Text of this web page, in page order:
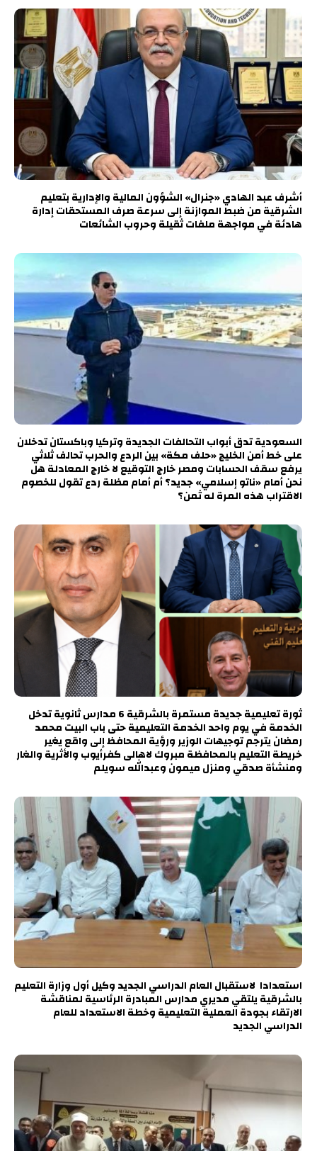
أشرف عبد الهادي «جنرال» الشؤون المالية والإدارية بتعليم
الشرقية من ضبط الموازنة إلى سرعة صرف المستحقات إدارة
هادئة في مواجهة ملفات ثقيلة وحروب الشائعات
السعودية تدق أبواب التحالفات الجديدة وتركيا وباكستان تدخلان
على خط أمن الخليج «حلف مكة» بين الردع والحرب تحالف ثلاثي
يرفع سقف الحسابات ومصر خارج التوقيع لا خارج المعادلة هل
نحن أمام «ناتو إسلامي» جديد؟ أم أمام مظلة ردع تقول للخصوم
الاقتراب هذه المرة له ثمن؟
ثورة تعليمية جديدة مستمرة بالشرقية 6 مدارس ثانوية تدخل
الخدمة في يوم واحد الخدمة التعليمية حتى باب البيت محمد
رمضان يترجم توجيهات الوزير ورؤية المحافظ إلى واقع يغير
خريطة التعليم بالمحافظة مبروك لاهالى كفرأيوب والأثرية والغار
ومنشأة صدقي ومنزل ميمون وعبدالله سويلم
استعدادا لاستقبال العام الدراسي الجديد وكيل أول وزارة التعليم
بالشرقية يلتقي مديري مدارس المبادرة الرئاسية لمناقشة
الارتقاء بجودة العملية التعليمية وخطة الاستعداد للعام
الدراسي الجديد